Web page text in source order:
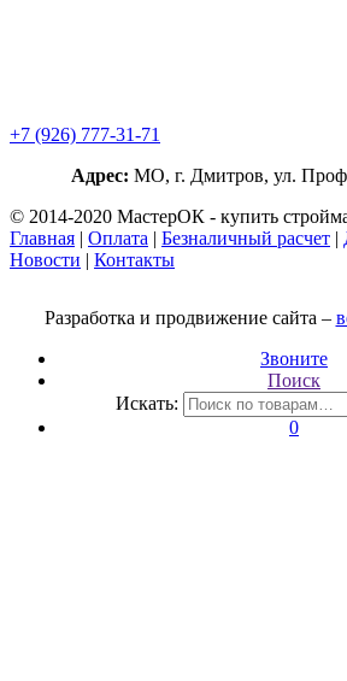
+7 (926) 777-31-71
Адрес: МО, г. Дмитров, ул.
© 2014-2020 МастерОК - купить
Главная | Оплата | Безналичный расчет |
Новости | Контакты
Разработка и продвижение сайта –
Звоните
Поиск
Искать:
0